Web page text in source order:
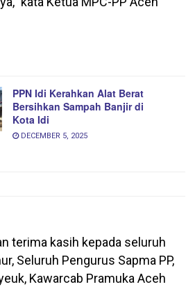
PPN Idi Kerahkan Alat Berat
Bersihkan Sampah Banjir di
Kota Idi
DECEMBER 5, 2025
terima kasih kepada seluruh
Seluruh Pengurus Sapma PP,
Kawarcab Pramuka Aceh